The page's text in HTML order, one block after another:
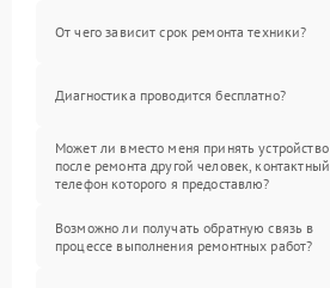
От чего зависит срок ремонта техники?
Диагностика проводится бесплатно?
Может ли вместо меня принять устройство
после ремонта другой человек, контактный
телефон которого я предоставлю?
Возможно ли получать обратную связь в
процессе выполнения ремонтных работ?